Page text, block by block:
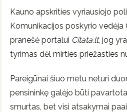
Kauno apskrities vyriausiojo
Komunikacijos poskyrio vedėja
pranešė portalui Citata.lt, jog
tyrimas dėl mirties priežasties
Pareigūnai šiuo metu neturi
pensininkę galėjo būti
smurtas, bet visi atsakymai